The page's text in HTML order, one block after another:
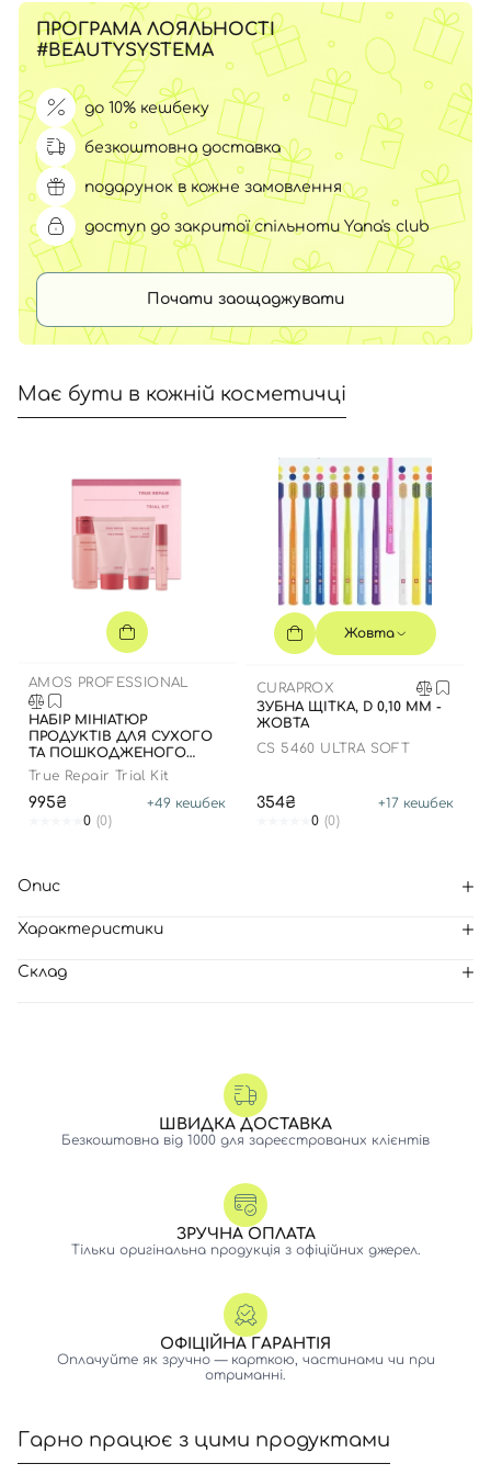
ПРОГРАМА ЛОЯЛЬНОСТІ
#BEAUTYSYSTEMA
до 10% кешбеку
безкоштовна доставка
подарунок в кожне замовлення
доступ до закритої спільноти Yana's club
Почати заощаджувати
Має бути в кожній косметичці
AMOS PROFESSIONAL
НАБІР МІНІАТЮР
ПРОДУКТІВ ДЛЯ СУХОГО
ТА ПОШКОДЖЕНОГО
ВОЛОССЯ
True Repair Trial Kit
995₴ +49 кешбек
0 (0)
Жовта
CURAPROX
ЗУБНА ЩІТКА, D 0,10 ММ -
ЖОВТА
CS 5460 ULTRA SOFT
354₴ +17 кешбек
0 (0)
Опис
Характеристики
Склад
ШВИДКА ДОСТАВКА
Безкоштовна від 1000 для зареєстрованих клієнтів
ЗРУЧНА ОПЛАТА
Тільки оригінальна продукція з офіційних джерел.
ОФІЦІЙНА ГАРАНТІЯ
Оплачуйте як зручно — карткою, частинами чи при
отриманні.
Гарно працює з цими продуктами